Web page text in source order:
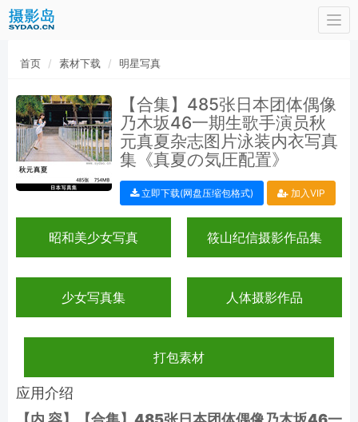
首页 素材下载 明星写真
【合集】485张日本团体偶像
乃木坂46一期生歌手演员秋
元真夏杂志图片泳装内衣写真
集《真夏の気圧配置》
立即下载(网盘压缩包格式) 加入VIP
昭和美少女写真 筱山纪信摄影作品集
少女写真集 人体摄影作品
打包素材
应用介绍